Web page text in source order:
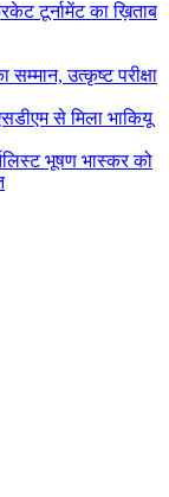
टूर्नामेंट का ख़िताब
उत्कृष्ट परीक्षा
से मिला भाकियू
भूषण भास्कर को